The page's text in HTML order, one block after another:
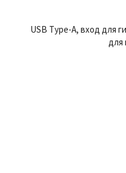
USB Type-A, вход для
для